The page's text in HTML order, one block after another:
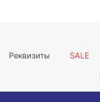
Реквизиты SALE